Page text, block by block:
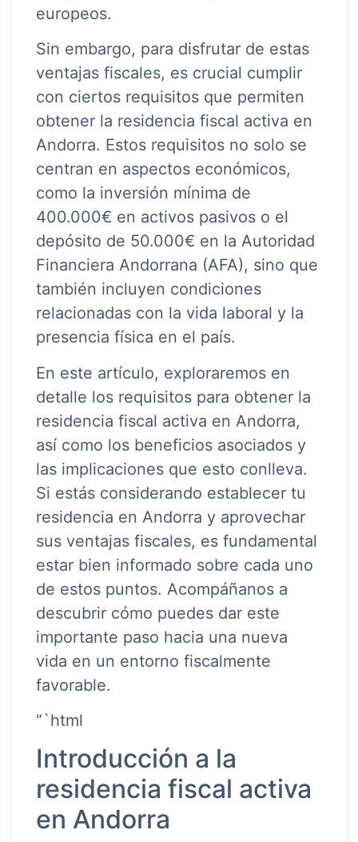
europeos.
Sin embargo, para disfrutar de estas
ventajas fiscales, es crucial cumplir
con ciertos requisitos que permiten
obtener la residencia fiscal activa en
Andorra. Estos requisitos no solo se
centran en aspectos económicos,
como la inversión mínima de
400.000€ en activos pasivos o el
depósito de 50.000€ en la Autoridad
Financiera Andorrana (AFA), sino que
también incluyen condiciones
relacionadas con la vida laboral y la
presencia física en el país.
En este artículo, exploraremos en
detalle los requisitos para obtener la
residencia fiscal activa en Andorra,
así como los beneficios asociados y
las implicaciones que esto conlleva.
Si estás considerando establecer tu
residencia en Andorra y aprovechar
sus ventajas fiscales, es fundamental
estar bien informado sobre cada uno
de estos puntos. Acompáñanos a
descubrir cómo puedes dar este
importante paso hacia una nueva
vida en un entorno fiscalmente
favorable.
“`html
Introducción a la
residencia fiscal activa
en Andorra